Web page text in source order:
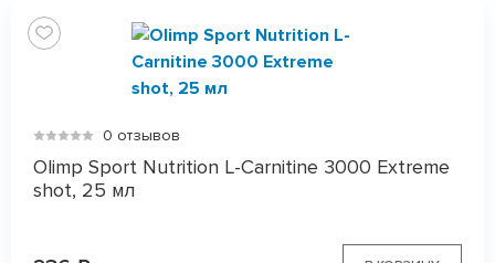
0 отзывов
Olimp Sport Nutrition L-Carnitine 3000 Extreme
shot, 25 мл